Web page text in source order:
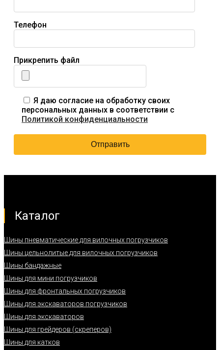
Телефон
Прикрепить файл
Я даю согласие на обработку своих
персональных данных в соответствии с
Политикой конфиденциальности
Каталог
Шины пневматические для вилочных погрузчиков
Шины цельнолитые для вилочных погрузчиков
Шины бандажные
Шины для мини погрузчиков
Шины для фронтальных погрузчиков
Шины для экскаваторов погрузчиков
Шины для экскаваторов
Шины для грейдеров (скреперов)
Шины для катков